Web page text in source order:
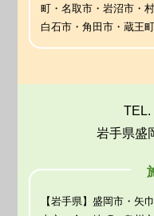
町・名取市・岩沼市・
白石市・角田市・蔵王
TEL.
岩手県盛
【岩手県】盛岡市・矢